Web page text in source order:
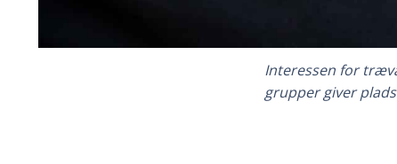
Interessen for
grupper giver